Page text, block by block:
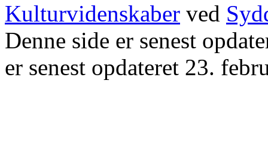
Kulturvidenskaber ved
Denne side er senest
er senest opdateret 23.